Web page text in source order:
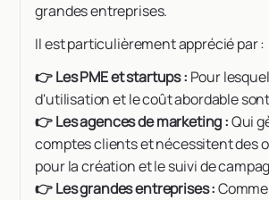
grandes entreprises.
Il est particulièrement apprécié par :
👉 Les PME et startups : Pour
d'utilisation et le coût abordable
👉 Les agences de marketing :Qui
comptes clients et nécessitent des
pour la création et le suivi de
👉 Les grandes entreprises :